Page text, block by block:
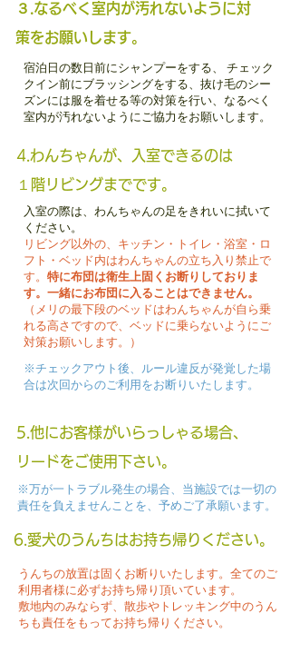
３.なるべく室内が汚れないように対
策をお願いします。
宿泊日の数日前にシャンプーをする、
チェック
クイン前にブラッシングをする、抜け毛のシー
ズンには服を着せる等の対策を行い、なるべく
室内が汚れないようにご協力をお願いします。
4.わんちゃんが、入室できるのは
１階リビングまでです。
入室の際は、わんちゃんの足をきれいに拭いて
ください。
リビング以外の、キッチン・トイレ・浴室・ロ
フト・ベッド内はわんちゃんの立ち入り禁止で
す。 特に布団は衛生上固くお断りしておりま
す。一緒にお布団に入ることはできません。
（メリの最下段のベッドはわんちゃんが自ら乗
れる高さですので、ベッドに乗らないようにご
対策お願いします。）
※チェックアウト後、ルール違反が発覚した場
合は次回からのご利用をお断りいたします。
5.他にお客様がいらっしゃる場合、
リードをご使用下さい。
※万が一トラブル発生の場合、当施設では一切の
責任を負えませんことを、予めご了承願います。
6.愛犬のうんちはお持ち帰りください。
うんちの放置は固くお断りいたします。全てのご
利用者様に必ずお持ち帰り頂いています。
​敷地内のみならず、散歩やトレッキング中のうん
ちも責任をもってお持ち帰りください。